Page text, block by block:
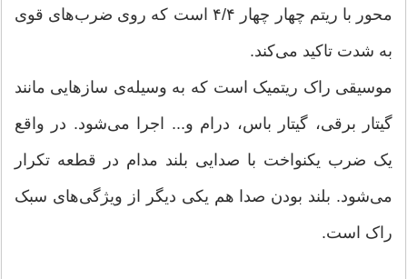
محور با ریتم چهار چهار ۴/۴ است که روی ضرب‌های قوی
به شدت تاکید می‌کند.
موسیقی راک ریتمیک است که به وسیله‌ی ساز‌هایی مانند
گیتار برقی، گیتار باس، درام و... اجرا می‌شود. در واقع
یک ضرب یکنواخت با صدایی بلند مدام در قطعه تکرار
می‌شود. بلند بودن صدا هم یکی دیگر از ویژگی‌های سبک
راک است.